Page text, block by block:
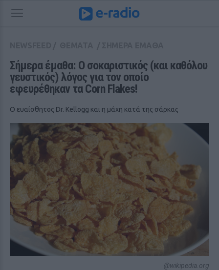
Σήμερα έμαθα: Ο σοκαριστικός (και καθόλου
γευστικός) λόγος για τον οποίο
εφευρέθηκαν τα Corn Flakes!
Ο ευαίσθητος Dr. Kellogg και η μάχη κατά της σάρκας
@wikipedia.org